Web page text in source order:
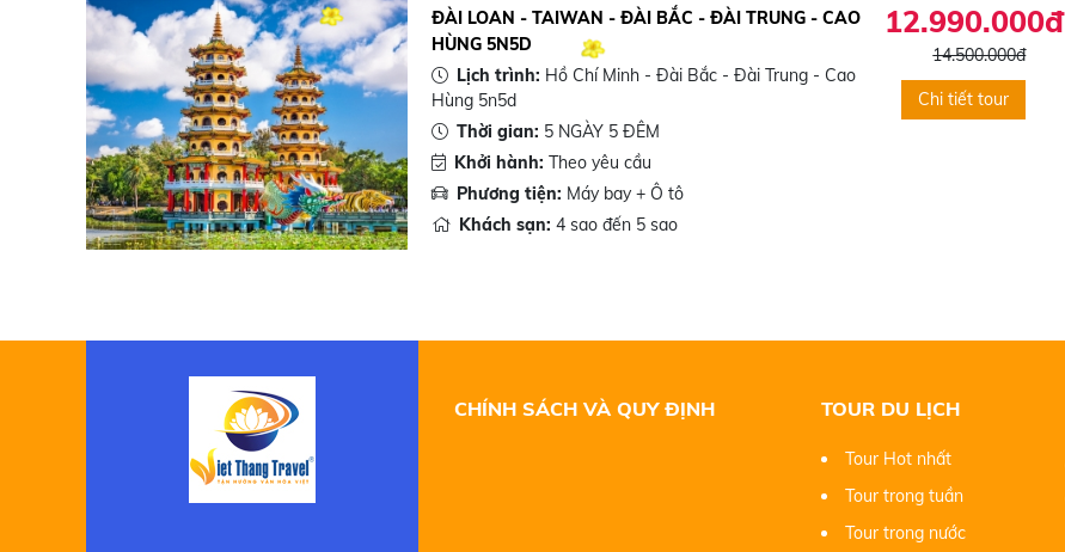
ĐÀI LOAN - TAIWAN - ĐÀI BẮC - ĐÀI TRUNG - CAO
HÙNG 5N5D
Lịch trình: Hồ Chí Minh - Đài Bắc - Đài Trung - Cao
Hùng 5n5d
Thời gian: 5 NGÀY 5 ĐÊM
Khởi hành: Theo yêu cầu
Phương tiện: Máy bay + Ô tô
Khách sạn: 4 sao đến 5 sao
12.990.000đ
14.500.000đ
Chi tiết tour
CHÍNH SÁCH VÀ QUY ĐỊNH TOUR DU LỊCH
Tour Hot nhất
Tour trong tuần
Tour trong nước